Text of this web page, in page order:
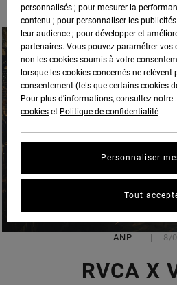
ANP- 8/
RVCA X
personnalisés ; pour mesurer la
contenu ; pour personnaliser les
leur audience ; pour développer et
partenaires. Vous pouvez paramétrer vos
non les cookies soumis à votre
lorsque les cookies concernés ne relèvent
consentement (tels que certains cookies
Pour plus d'informations, consultez notre :
cookies et Politique de confidentialité
Personnaliser
Tout